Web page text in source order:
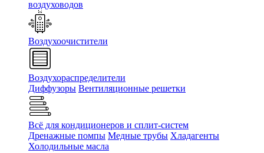
воздуховодов
Воздухоочистители
Воздухораспределители
Диффузоры Вентиляционные решетки
Всё для кондиционеров и сплит-систем
Дренажные помпы Медные трубы Хладагенты
Холодильные масла